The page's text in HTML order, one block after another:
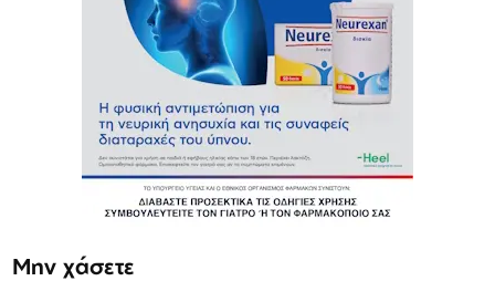
Μην χάσετε